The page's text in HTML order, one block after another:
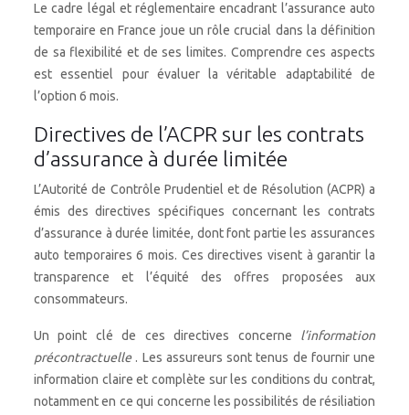
Le cadre légal et réglementaire encadrant l’assurance auto
temporaire en France joue un rôle crucial dans la définition
de sa flexibilité et de ses limites. Comprendre ces aspects
est essentiel pour évaluer la véritable adaptabilité de
l’option 6 mois.
Directives de l’ACPR sur les contrats
d’assurance à durée limitée
L’Autorité de Contrôle Prudentiel et de Résolution (ACPR) a
émis des directives spécifiques concernant les contrats
d’assurance à durée limitée, dont font partie les assurances
auto temporaires 6 mois. Ces directives visent à garantir la
transparence et l’équité des offres proposées aux
consommateurs.
Un point clé de ces directives concerne l’information
précontractuelle . Les assureurs sont tenus de fournir une
information claire et complète sur les conditions du contrat,
notamment en ce qui concerne les possibilités de résiliation